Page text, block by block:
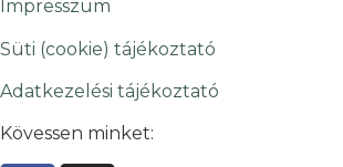
Impresszum
Süti (cookie) tájékoztató
Adatkezelési tájékoztató
Kövessen minket: